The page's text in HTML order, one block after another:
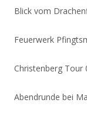
Blick vom
Feuerwerk
Christenberg Tour
Abendrunde bei